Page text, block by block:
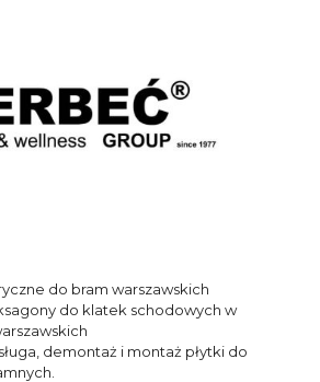
do bram warszawskich
do klatek schodowych w
demontaż i montaż płytki do